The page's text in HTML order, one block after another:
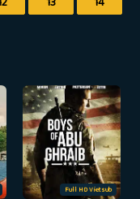
Full HD Vietsub